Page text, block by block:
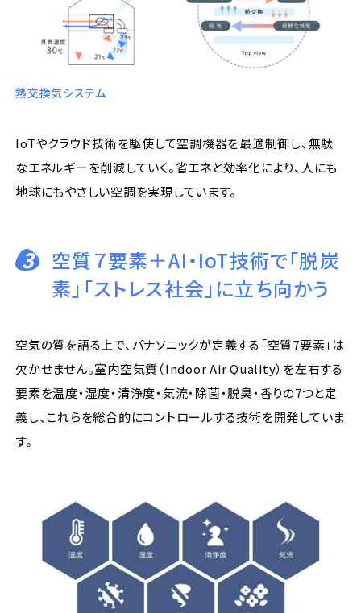
熱交換気システム
IoTやクラウド技術を駆使して空調機器を最適制御し、無駄
なエネルギーを削減していく。省エネと効率化により、人にも
地球にもやさしい空調を実現しています。
3
空質７要素＋AI・IoT技術で「脱炭
素」「ストレス社会」に立ち向かう
空気の質を語る上で、パナソニックが定義する「空質7要素」は
欠かせません。室内空気質（Indoor Air Quality）を左右する
要素を温度・湿度・清浄度・気流・除菌・脱臭・香りの7つと定
義し、これらを総合的にコントロールする技術を開発していま
す。